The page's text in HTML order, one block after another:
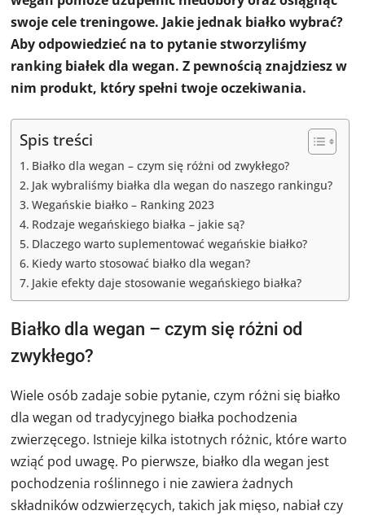
swoje cele treningowe. Jakie jednak białko wybrać?
Aby odpowiedzieć na to pytanie stworzyliśmy
ranking białek dla wegan. Z pewnością znajdziesz w
nim produkt, który spełni twoje oczekiwania.
Spis treści
Białko dla wegan – czym się różni od zwykłego?
Jak wybraliśmy białka dla wegan do naszego rankingu?
Wegańskie białko – Ranking 2023
Rodzaje wegańskiego białka – jakie są?
Dlaczego warto suplementować wegańskie białko?
Kiedy warto stosować białko dla wegan?
Jakie efekty daje stosowanie wegańskiego białka?
Białko dla wegan – czym się różni od
zwykłego?
Wiele osób zadaje sobie pytanie, czym różni się białko
dla wegan od tradycyjnego białka pochodzenia
zwierzęcego. Istnieje kilka istotnych różnic, które warto
wziąć pod uwagę. Po pierwsze, białko dla wegan jest
pochodzenia roślinnego i nie zawiera żadnych
składników odzwierzęcych, takich jak mięso, nabiał czy